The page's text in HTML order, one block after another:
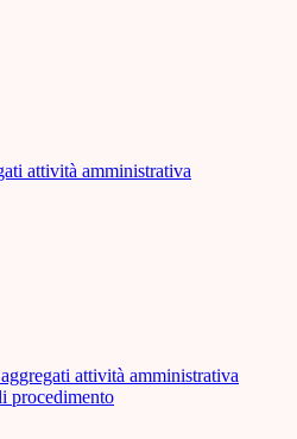
attività amministrativa
attività amministrativa
procedimento